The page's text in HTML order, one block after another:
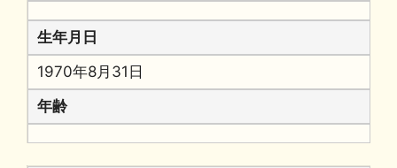
生年月日
1970年8月31日
年齢